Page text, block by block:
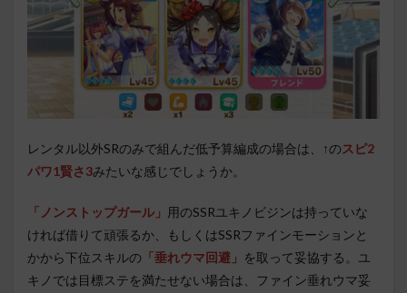
レンタル以外SRのみで組んだ低予算編成の場合は、↑のスピ2
パワ1賢さ3みたいな感じでしょうか。
「ノンストップガール」 用のSSRユキノビジンは持っていな
ければ借りて頑張るか、もしくはSSRファインモーションと
かから下位スキルの 「垂れウマ回避」 を取って妥協する。ユ
キノでは目標ステを満たせない場合は、ファイン垂れウマ妥